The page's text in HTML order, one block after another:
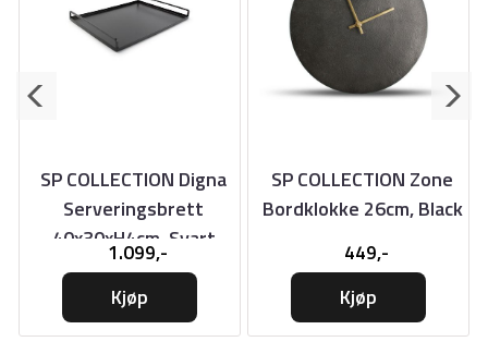
SP COLLECTION Digna
Serveringsbrett
40x30xH4cm, Svart
1.099,-
Kjøp
SP COLLECTION Zone
Bordklokke 26cm, Black
449,-
Kjøp